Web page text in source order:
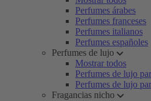
Perfumes árabes
Perfumes franceses
Perfumes italianos
Perfumes españoles
Perfumes de lujo
Mostrar todos
Perfumes de lujo
Perfumes de lujo
Fragancias nicho